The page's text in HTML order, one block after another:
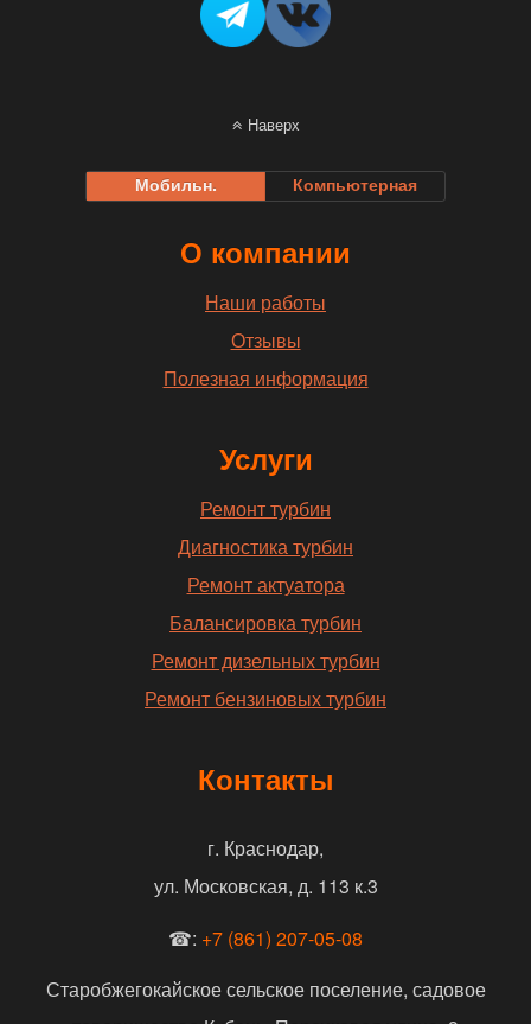
Наверх
Мобильн. Компьютерная
О компании
Наши работы
Отзывы
Полезная информация
Услуги
Ремонт турбин
Диагностика турбин
Ремонт актуатора
Балансировка турбин
Ремонт дизельных турбин
Ремонт бензиновых турбин
Контакты
г. Краснодар,
ул. Московская, д. 113 к.3
☎: +7 (861) 207-05-08
Старобжегокайское сельское поселение, садовое